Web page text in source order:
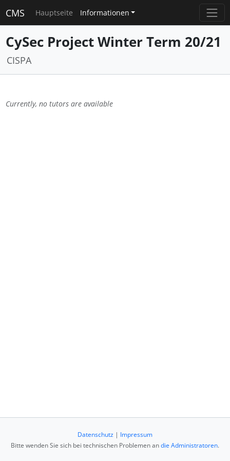
CMS Hauptseite Informationen
CySec Project Winter Term 20/21
CISPA
Currently, no tutors are available
Datenschutz | Impressum
Bitte wenden Sie sich bei technischen Problemen andie Administratoren.